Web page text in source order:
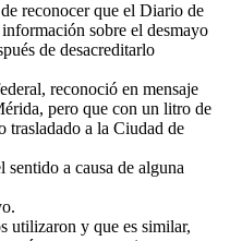
reconocer que el Diario de
sobre el desmayo
de desacreditarlo
reconoció en mensaje
pero que con un litro de
trasladado a la Ciudad de
a causa de alguna
utilizaron y que es similar,